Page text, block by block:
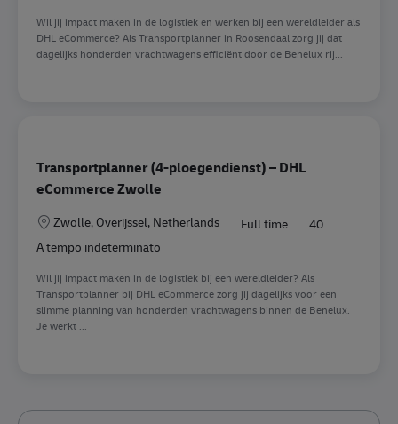
Wil jij impact maken in de logistiek en werken bij een wereldleider als
DHL eCommerce? Als Transportplanner in Roosendaal zorg jij dat
dagelijks honderden vrachtwagens efficiënt door de Benelux rij...
Transportplanner (4-ploegendienst) – DHL
eCommerce Zwolle
SedeZwolle, Overijssel, Netherlands Full time
40
A tempo indeterminato
Wil jij impact maken in de logistiek bij een wereldleider? Als
Transportplanner bij DHL eCommerce zorg jij dagelijks voor een
slimme planning van honderden vrachtwagens binnen de Benelux.
Je werkt ...